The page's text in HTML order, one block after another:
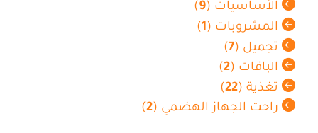
الأساسيات (9
)
المشروبات (1
)
تجميل (7
)
الباقات (2
)
تغذية (22
)
راحت الجهاز الهضمي (2
)